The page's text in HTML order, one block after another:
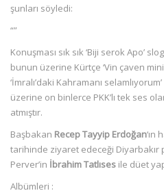
şunları söyledi:
“”
Konuşması sık sık ‘Biji serok Apo’
bunun üzerine Kürtçe ‘Vin çaven
‘İmralı’daki Kahramanı
üzerine on binlerce PKK’lı tek ses
atmıştır.
Başbakan Recep Tayyip Erdoğan‘ın
tarihinde ziyaret edeceği Diyarbakır
Perver’in İbrahim Tatlıses ile düet
Albümleri :